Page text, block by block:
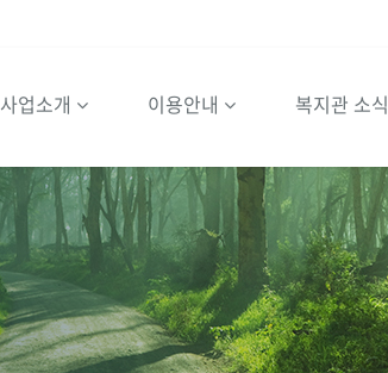
사업소개 이용안내 복지관 소식